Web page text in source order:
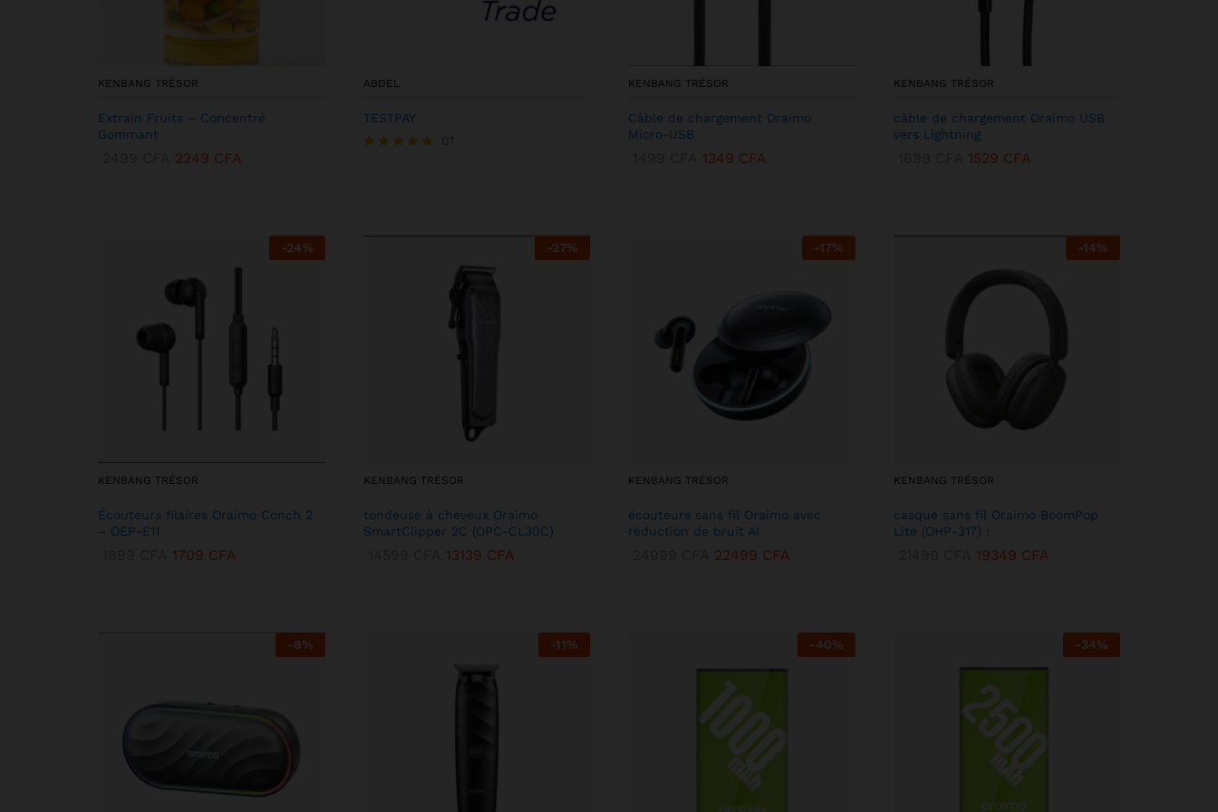
KENBANG TRÉSOR
Extrain Fruits – Concentré
Gommant
2249 CFA
ABDEL
TESTPAY
KENBANG TRÉSOR
Câble de chargement Oraimo
Micro-USB
1349 CFA
KENBANG TRÉSOR
câble de chargement Oraimo USB
vers Lightning
1529 CFA
-24%
KENBANG TRÉSOR
Écouteurs filaires Oraimo Conch 2
– OEP-E11
1709 CFA
-27%
KENBANG TRÉSOR
tondeuse à cheveux Oraimo
SmartClipper 2C (OPC-CL30C)
13139 CFA
-17%
KENBANG TRÉSOR
écouteurs sans fil Oraimo avec
réduction de bruit AI
22499 CFA
-14%
KENBANG TRÉSOR
casque sans fil Oraimo BoomPop
Lite (OHP-317) :
19349 CFA
-8% -11% -40% -34%